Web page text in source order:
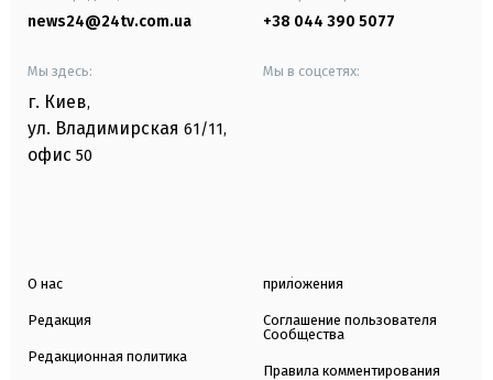
news24@24tv.com.ua +38 044 390 5077
Мы здесь:
г. Киев,
ул. Владимирская 61/11,
офис 50
Мы в соцсетях:
О нас
Редакция
Редакционная политика
приложения
Соглашение пользователя
Сообщества
Правила комментирования